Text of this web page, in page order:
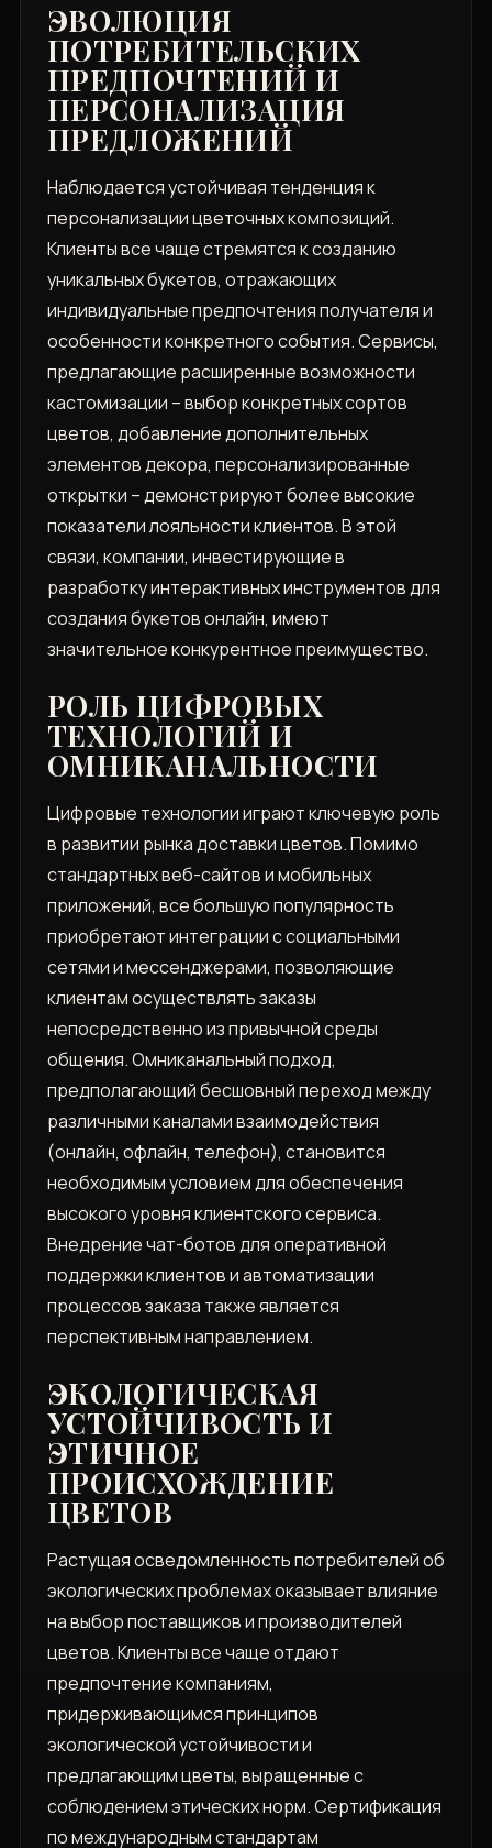
ЭВОЛЮЦИЯ
ПОТРЕБИТЕЛЬСКИХ
ПРЕДПОЧТЕНИЙ И
ПЕРСОНАЛИЗАЦИЯ
ПРЕДЛОЖЕНИЙ
Наблюдается устойчивая тенденция к
персонализации цветочных композиций.
Клиенты все чаще стремятся к созданию
уникальных букетов, отражающих
индивидуальные предпочтения получателя и
особенности конкретного события. Сервисы,
предлагающие расширенные возможности
кастомизации – выбор конкретных сортов
цветов, добавление дополнительных
элементов декора, персонализированные
открытки – демонстрируют более высокие
показатели лояльности клиентов. В этой
связи, компании, инвестирующие в
разработку интерактивных инструментов для
создания букетов онлайн, имеют
значительное конкурентное преимущество.
РОЛЬ ЦИФРОВЫХ
ТЕХНОЛОГИЙ И
ОМНИКАНАЛЬНОСТИ
Цифровые технологии играют ключевую роль
в развитии рынка доставки цветов. Помимо
стандартных веб-сайтов и мобильных
приложений, все большую популярность
приобретают интеграции с социальными
сетями и мессенджерами, позволяющие
клиентам осуществлять заказы
непосредственно из привычной среды
общения. Омниканальный подход,
предполагающий бесшовный переход между
различными каналами взаимодействия
(онлайн, офлайн, телефон), становится
необходимым условием для обеспечения
высокого уровня клиентского сервиса.
Внедрение чат-ботов для оперативной
поддержки клиентов и автоматизации
процессов заказа также является
перспективным направлением.
ЭКОЛОГИЧЕСКАЯ
УСТОЙЧИВОСТЬ И
ЭТИЧНОЕ
ПРОИСХОЖДЕНИЕ
ЦВЕТОВ
Растущая осведомленность потребителей об
экологических проблемах оказывает влияние
на выбор поставщиков и производителей
цветов. Клиенты все чаще отдают
предпочтение компаниям,
придерживающимся принципов
экологической устойчивости и
предлагающим цветы, выращенные с
соблюдением этических норм. Сертификация
по международным стандартам